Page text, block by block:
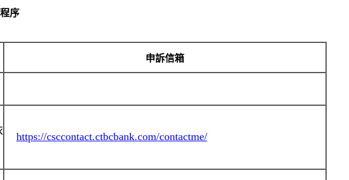
序
申訴信箱
https://csccontact.ctbcbank.com/contactme/